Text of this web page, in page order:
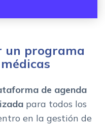
un programa
de agenda
para todos los
en la gestión de